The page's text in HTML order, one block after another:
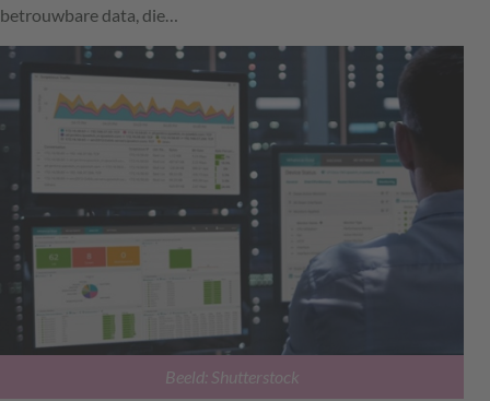
betrouwbare data, die…
Beeld: Shutterstock